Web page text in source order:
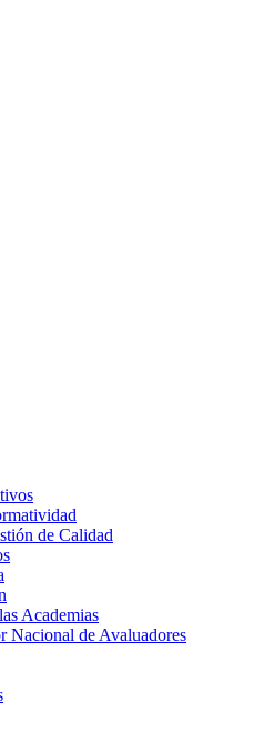
de Calidad
Academias
Nacional de Avaluadores